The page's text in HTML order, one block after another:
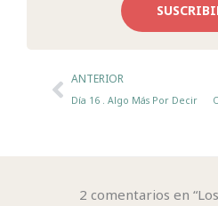
AntANTERIOR
Día 16 . Algo Más Por Decir
2 comentarios en